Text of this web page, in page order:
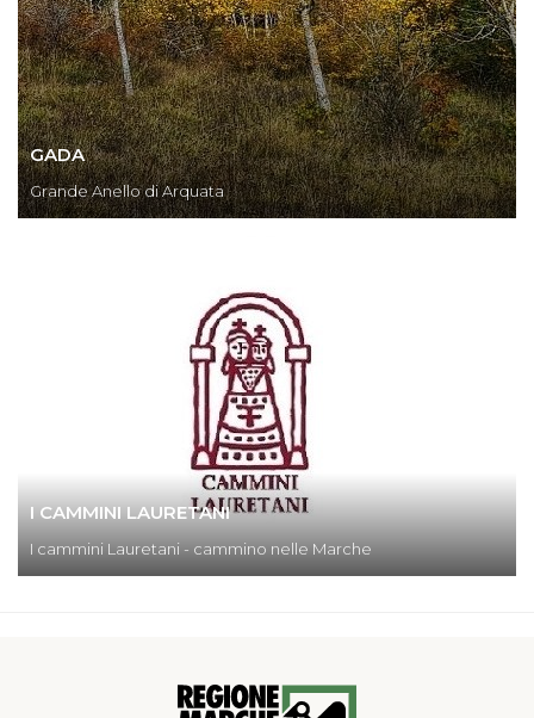
GADA
Grande Anello di Arquata
I CAMMINI LAURETANI
I cammini Lauretani - cammino nelle Marche